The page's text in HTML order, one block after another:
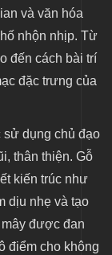
và văn hóa
nhộn nhịp. Từ
đến cách bài trí
đặc trưng của
dụng chủ đạo
thân thiện. Gỗ
kiến trúc như
dịu nhẹ và tạo
được đan
điểm cho không